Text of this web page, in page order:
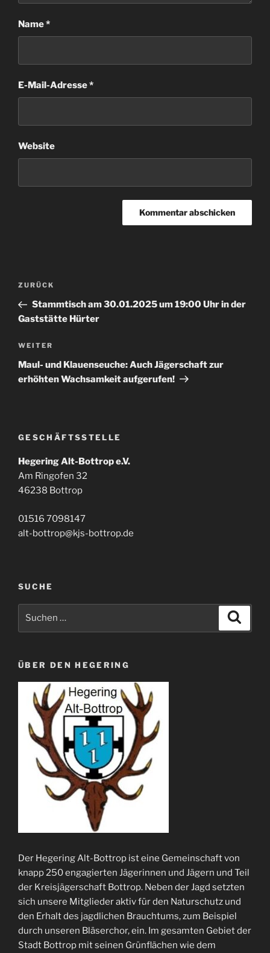
Name*
E-Mail-Adresse*
Website
Beitragsnavigation
Vorheriger
Beitrag
ZURÜCK
Stammtisch am 30.01.2025 um 19:00 Uhr in der
Gaststätte Hürter
Nächster
Beitrag
WEITER
Maul- und Klauenseuche: Auch Jägerschaft zur
erhöhten Wachsamkeit aufgerufen!
GESCHÄFTSSTELLE
Hegering Alt-Bottrop e.V.
Am Ringofen 32
46238 Bottrop
01516 7098147
alt-bottrop@kjs-bottrop.de
SUCHE
ÜBER DEN HEGERING
Der Hegering Alt-Bottrop ist eine Gemeinschaft von
knapp 250 engagierten Jägerinnen und Jägern und Teil
der Kreisjägerschaft Bottrop. Neben der Jagd setzten
sich unsere Mitglieder aktiv für den Naturschutz und
den Erhalt des jagdlichen Brauchtums, zum Beispiel
durch unseren Bläserchor, ein. Im gesamten Gebiet der
Stadt Bottrop mit seinen Grünflächen wie dem